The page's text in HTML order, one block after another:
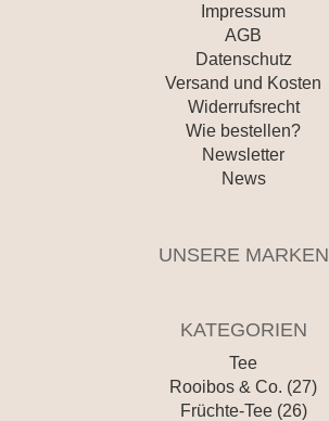
Impressum
AGB
Datenschutz
Versand und Kosten
Widerrufsrecht
Wie bestellen?
Newsletter
News
UNSERE MARKEN
KATEGORIEN
Tee
Rooibos & Co. (27)
Früchte-Tee (26)